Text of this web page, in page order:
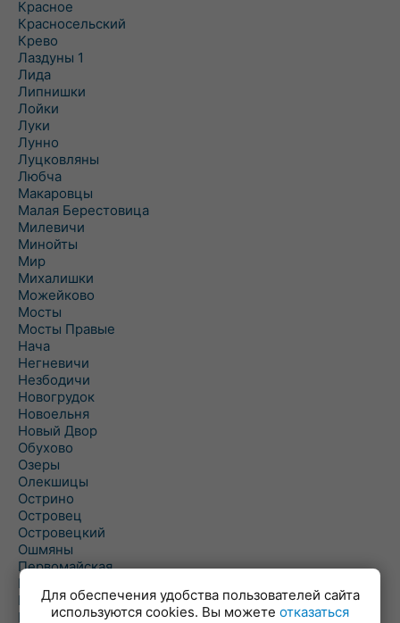
Красное
Красносельский
Крево
Лаздуны 1
Лида
Липнишки
Лойки
Луки
Лунно
Луцковляны
Любча
Макаровцы
Малая Берестовица
Милевичи
Минойты
Мир
Михалишки
Можейково
Мосты
Мосты Правые
Нача
Негневичи
Незбодичи
Новогрудок
Новоельня
Новый Двор
Обухово
Озеры
Олекшицы
Острино
Островец
Островецкий
Ошмяны
Первомайская
Первомайский
Пески
Петревичи
Для обеспечения удобства пользователей сайта
используются cookies. Вы можете отказаться